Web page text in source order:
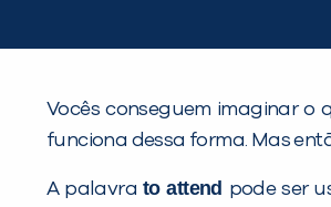
Vocês conseguem imaginar o
funciona dessa forma. Mas
A palavra to attend pode ser